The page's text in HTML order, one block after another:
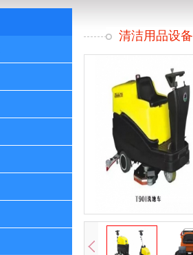
清洁用品设备